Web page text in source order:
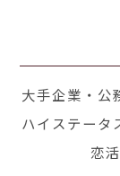
大手企業・公
ハイステー
恋